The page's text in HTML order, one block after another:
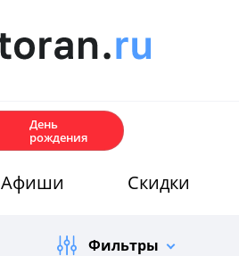
День
рождения
Афиши Скидки
Фильтры